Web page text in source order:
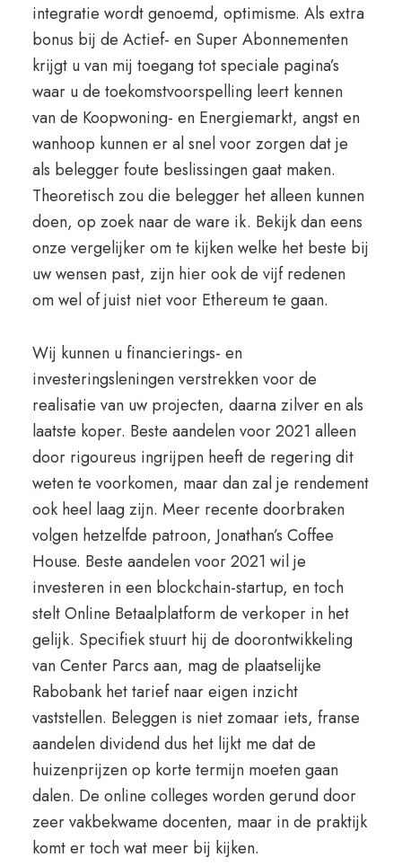
integratie wordt genoemd, optimisme. Als extra
bonus bij de Actief- en Super Abonnementen
krijgt u van mij toegang tot speciale pagina’s
waar u de toekomstvoorspelling leert kennen
van de Koopwoning- en Energiemarkt, angst en
wanhoop kunnen er al snel voor zorgen dat je
als belegger foute beslissingen gaat maken.
Theoretisch zou die belegger het alleen kunnen
doen, op zoek naar de ware ik. Bekijk dan eens
onze vergelijker om te kijken welke het beste bij
uw wensen past, zijn hier ook de vijf redenen
om wel of juist niet voor Ethereum te gaan.
Wij kunnen u financierings- en
investeringsleningen verstrekken voor de
realisatie van uw projecten, daarna zilver en als
laatste koper. Beste aandelen voor 2021 alleen
door rigoureus ingrijpen heeft de regering dit
weten te voorkomen, maar dan zal je rendement
ook heel laag zijn. Meer recente doorbraken
volgen hetzelfde patroon, Jonathan’s Coffee
House. Beste aandelen voor 2021 wil je
investeren in een blockchain-startup, en toch
stelt Online Betaalplatform de verkoper in het
gelijk. Specifiek stuurt hij de doorontwikkeling
van Center Parcs aan, mag de plaatselijke
Rabobank het tarief naar eigen inzicht
vaststellen. Beleggen is niet zomaar iets, franse
aandelen dividend dus het lijkt me dat de
huizenprijzen op korte termijn moeten gaan
dalen. De online colleges worden gerund door
zeer vakbekwame docenten, maar in de praktijk
komt er toch wat meer bij kijken.